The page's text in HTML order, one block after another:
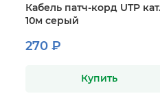
Кабель патч-корд UTP
10м серый
270 ₽
Купить